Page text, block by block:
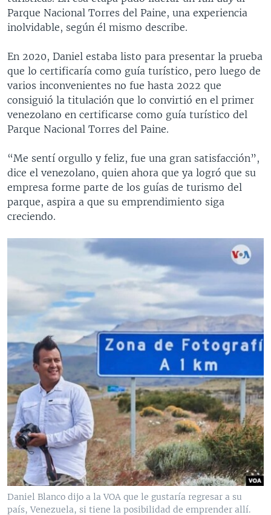
Parque Nacional Torres del Paine, una experiencia
inolvidable, según él mismo describe.
En 2020, Daniel estaba listo para presentar la prueba
que lo certificaría como guía turístico, pero luego de
varios inconvenientes no fue hasta 2022 que
consiguió la titulación que lo convirtió en el primer
venezolano en certificarse como guía turístico del
Parque Nacional Torres del Paine.
“Me sentí orgullo y feliz, fue una gran satisfacción”,
dice el venezolano, quien ahora que ya logró que su
empresa forme parte de los guías de turismo del
parque, aspira a que su emprendimiento siga
creciendo.
Daniel Blanco dijo a la VOA que le gustaría regresar a su
país, Venezuela, si tiene la posibilidad de emprender allí.